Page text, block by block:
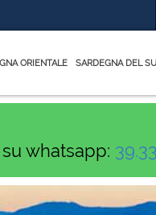
ORIENTALE SARDEGNA DEL
whatsapp: